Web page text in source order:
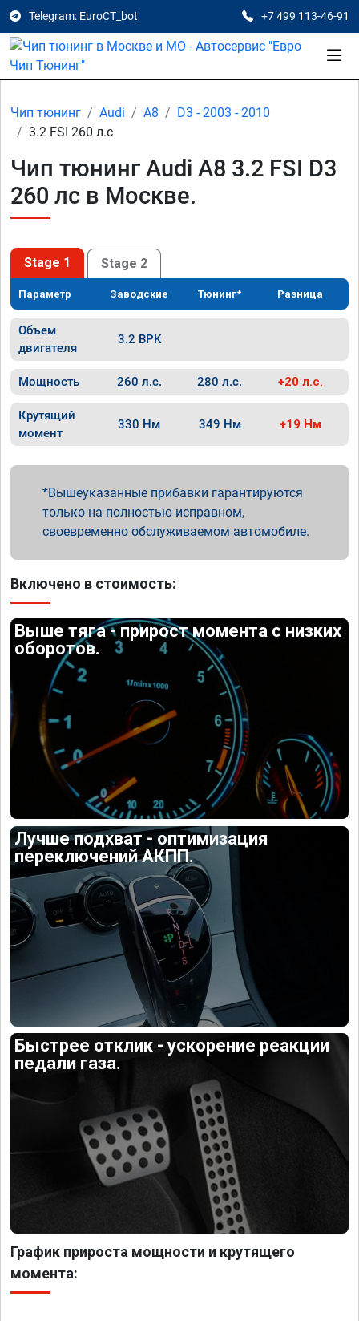
Telegram: EuroCT_bot +7 499 113-46-91
Чип тюнинг Audi A8
D3 - 2003 - 2010
3.2 FSI 260 л.с
Чип тюнинг Audi A8 3.2 FSI D3
260 лс в Москве.
Stage 1 Stage 2
Параметр Заводские Тюнинг* Разница
Объем
двигателя
3.2 BPK
Мощность 260 л.с. 280 л.с. +20 л.с.
Крутящий
момент
330 Нм 349 Нм +19 Нм
Вышеуказанные прибавки гарантируются
только на полностью исправном,
своевременно обслуживаемом автомобиле.
Включено в стоимость:
Выше тяга - прирост момента с низких
оборотов.
Лучше подхват - оптимизация
переключений АКПП.
Быстрее отклик - ускорение реакции
педали газа.
График прироста мощности и крутящего
момента: